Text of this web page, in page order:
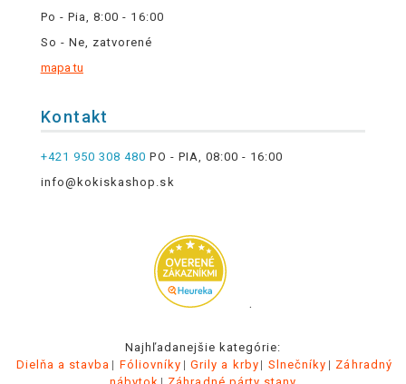
Po - Pia, 8:00 - 16:00
So - Ne, zatvorené
mapa tu
Kontakt
+421 950 308 480 PO - PIA, 08:00 - 16:00
info@kokiskashop.sk
.
Najhľadanejšie kategórie:
Dielňa a stavba
Fóliovníky Grily a krby Slnečníky
Záhradný